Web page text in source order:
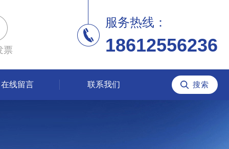
票
服务热线：
18612556236
在线留言 联系我们